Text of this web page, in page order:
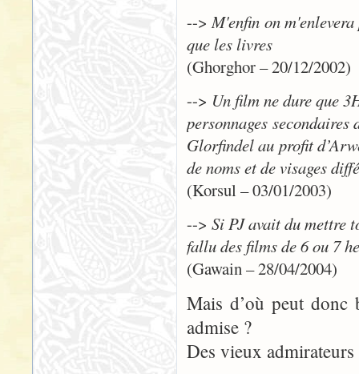
-->M'enfin on
que les livres
(Ghorghor – 20/12/2002)
--> Un film ne dure que
personnages
Glorfindel au profit
de noms et de visages
(Korsul – 03/01/2003)
--> Si PJ avait du mettre
fallu des films de 6 ou 7
(Gawain – 28/04/2004)
Mais d’où peut donc
admise ?
Des vieux